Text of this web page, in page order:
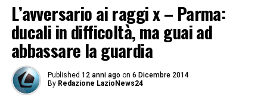
L’avversario ai raggi x – Parma:
ducali in difficoltà, ma guai ad
abbassare la guardia
Published 12 anni ago on 6 Dicembre 2014
By Redazione LazioNews24